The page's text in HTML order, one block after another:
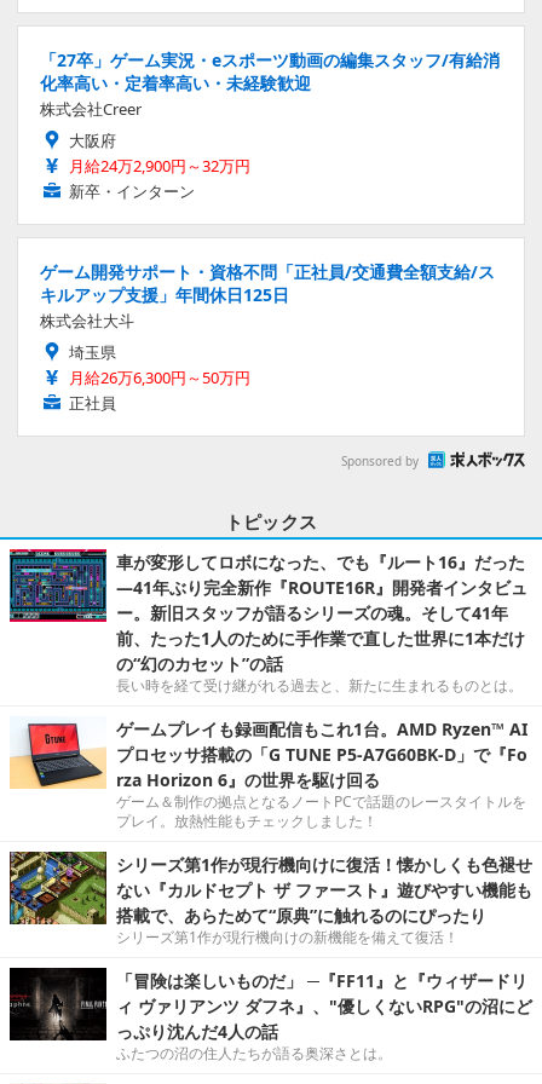
「27卒」ゲーム実況・eスポーツ動画の編集スタッフ/有給消
化率高い・定着率高い・未経験歓迎
株式会社Creer
大阪府
月給24万2,900円～32万円
新卒・インターン
ゲーム開発サポート・資格不問「正社員/交通費全額支給/ス
キルアップ支援」年間休日125日
株式会社大斗
埼玉県
月給26万6,300円～50万円
正社員
Sponsored by
トピックス
車が変形してロボになった、でも『ルート16』だった
―41年ぶり完全新作『ROUTE16R』開発者インタビュ
ー。新旧スタッフが語るシリーズの魂。そして41年
前、たった1人のために手作業で直した世界に1本だけ
の“幻のカセット”の話
長い時を経て受け継がれる過去と、新たに生まれるものとは。
ゲームプレイも録画配信もこれ1台。AMD Ryzen™ AI
プロセッサ搭載の「G TUNE P5-A7G60BK-D」で『Fo
rza Horizon 6』の世界を駆け回る
ゲーム＆制作の拠点となるノートPCで話題のレースタイトルを
プレイ。放熱性能もチェックしました！
シリーズ第1作が現行機向けに復活！懐かしくも色褪せ
ない『カルドセプト ザ ファースト』遊びやすい機能も
搭載で、あらためて“原典”に触れるのにぴったり
シリーズ第1作が現行機向けの新機能を備えて復活！
「冒険は楽しいものだ」 ─『FF11』と『ウィザードリ
ィ ヴァリアンツ ダフネ』、"優しくないRPG"の沼にど
っぷり沈んだ4人の話
ふたつの沼の住人たちが語る奥深さとは。